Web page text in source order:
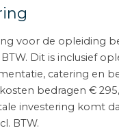
voor de opleiding
Dit is inclusief
catering en
bedragen €
investering komt
BTW.